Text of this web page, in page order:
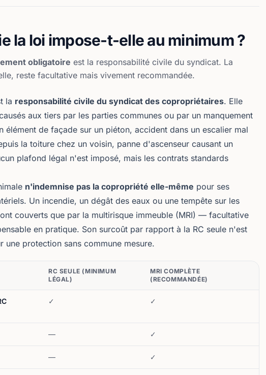
la loi impose-t-elle au minimum ?
obligatoire est la responsabilité civile du syndicat. La
reste facultative mais vivement recommandée.
la responsabilité civile du syndicat des copropriétaires. Elle
aux tiers par les parties communes ou par un manquement
élément de façade sur un piéton, accident dans un escalier mal
la toiture chez un voisin, panne d'ascenseur causant un
plafond légal n'est imposé, mais les contrats standards
n'indemnise pas la copropriété elle-même pour ses
Un incendie, un dégât des eaux ou une tempête sur les
couverts que par la multirisque immeuble (MRI) — facultative
en pratique. Son surcoût par rapport à la RC seule n'est
une protection sans commune mesure.
RC SEULE (MINIMUM
LÉGAL)
MRI COMPLÈTE
(RECOMMANDÉE)
✓ ✓
— ✓
— ✓